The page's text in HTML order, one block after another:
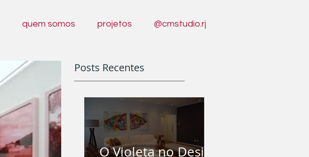
quem somos projetos @cmstudio.rj
Posts Recentes
O Violeta no Design